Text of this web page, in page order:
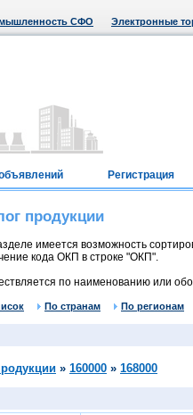
СФО Электронные
Регистрация
продукции
имеется возможность
кода ОКП в строке "ОКП".
по наименованию или
По странам По регионам
» 160000 » 168000